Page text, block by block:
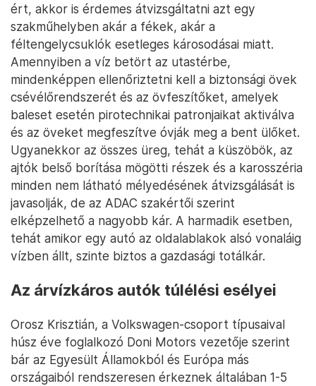
ért, akkor is érdemes átvizsgáltatni azt egy
szakműhelyben akár a fékek, akár a
féltengelycsuklók esetleges károsodásai miatt.
Amennyiben a víz betört az utastérbe,
mindenképpen ellenőriztetni kell a biztonsági övek
csévélőrendszerét és az övfeszítőket, amelyek
baleset esetén pirotechnikai patronjaikat aktiválva
és az öveket megfeszítve óvják meg a bent ülőket.
Ugyanekkor az összes üreg, tehát a küszöbök, az
ajtók belső borítása mögötti részek és a karosszéria
minden nem látható mélyedésének átvizsgálását is
javasolják, de az ADAC szakértői szerint
elképzelhető a nagyobb kár. A harmadik esetben,
tehát amikor egy autó az oldalablakok alsó vonaláig
vízben állt, szinte biztos a gazdasági totálkár.
Az árvízkáros autók túlélési esélyei
Orosz Krisztián, a Volkswagen-csoport típusaival
húsz éve foglalkozó Doni Motors vezetője szerint
bár az Egyesült Államokból és Európa más
országaiból rendszeresen érkeznek általában 1-5